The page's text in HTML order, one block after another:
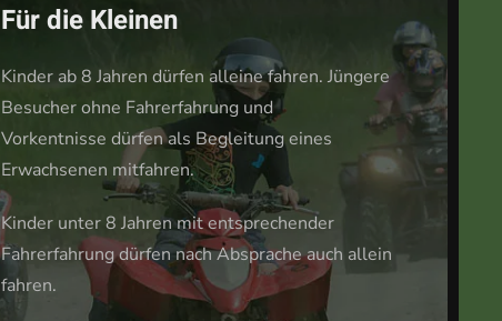
Für die Kleinen
Kinder ab 8 Jahren dürfen alleine fahren. Jüngere
Besucher ohne Fahrerfahrung und
Vorkentnisse dürfen als Begleitung eines
Erwachsenen mitfahren.
Kinder unter 8 Jahren mit entsprechender
Fahrerfahrung dürfen nach Absprache auch allein
fahren.